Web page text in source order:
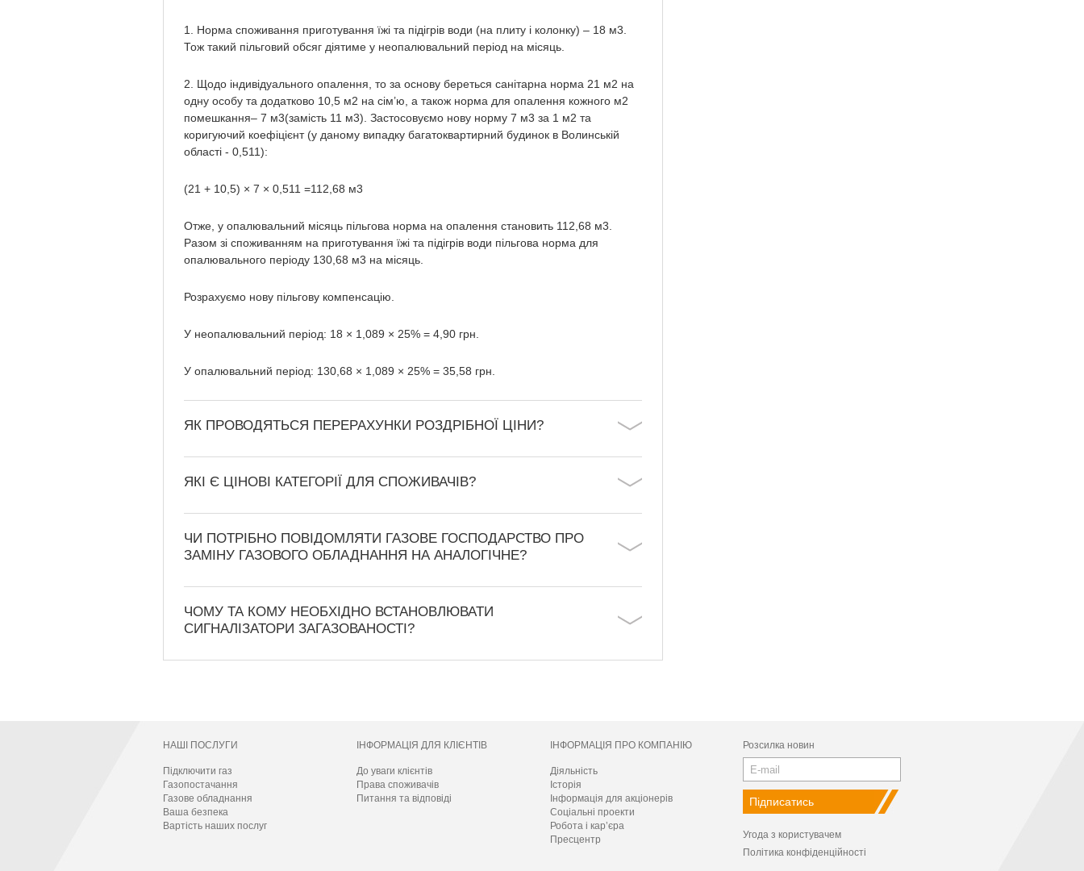
1. Норма споживання приготування їжі та підігрів води (на плиту і колонку) – 18 м3
Тож такий пільговий обсяг діятиме у неопалювальний період на місяць.
2. Щодо індивідуального опалення, то за основу береться санітарна норма 21 м2 на
одну особу та додатково 10,5 м2 на сім’ю, а також норма для опалення кожного м2
помешкання– 7 м3(замість 11 м3). Застосовуємо нову норму 7 м3 за 1 м2 та
коригуючий коефіцієнт (у даному випадку багатоквартирний будинок в Волинській
області - 0,511):
(21 + 10,5) × 7 × 0,511 =112,68 м3
Отже, у опалювальний місяць пільгова норма на опалення становить 112,68 м3
Разом зі споживанням на приготування їжі та підігрів води пільгова норма для
опалювального періоду 130,68 м3 на місяць.
Розрахуємо нову пільгову компенсацію.
У неопалювальний період: 18 × 1,089 × 25% = 4,90 грн.
У опалювальний період: 130,68 × 1,089 × 25% = 35,58 грн.
ЯК ПРОВОДЯТЬСЯ ПЕРЕРАХУНКИ РОЗДРІБНОЇ ЦІНИ?
ЯКІ Є ЦІНОВІ КАТЕГОРІЇ ДЛЯ СПОЖИВАЧІВ?
ЧИ ПОТРІБНО ПОВІДОМЛЯТИ ГАЗОВЕ ГОСПОДАРСТВО ПРО
ЗАМІНУ ГАЗОВОГО ОБЛАДНАННЯ НА АНАЛОГІЧНЕ?
ЧОМУ ТА КОМУ НЕОБХІДНО ВСТАНОВЛЮВАТИ
СИГНАЛІЗАТОРИ ЗАГАЗОВАНОСТІ?
НАШІ ПОСЛУГИ
Підключити газ
Газопостачання
Газове обладнання
Ваша безпека
Вартість наших послуг
ІНФОРМАЦІЯ ДЛЯ КЛІЄНТІВ
До уваги клієнтів
Права споживачів
Питання та відповіді
ІНФОРМАЦІЯ ПРО КОМПАНІЮ
Діяльність
Історія
Інформація для акціонерів
Соціальні проекти
Робота і кар’єра
Пресцентр
Розсилка новин
Угода з користувачем
Політика конфіденційності